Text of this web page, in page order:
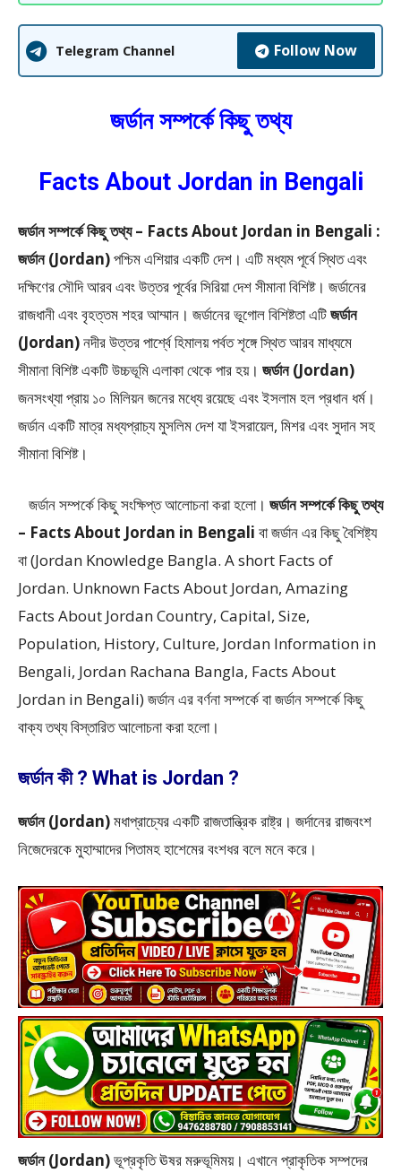
Telegram Channel Follow Now
জর্ডান সম্পর্কে কিছু তথ্য
Facts About Jordan in Bengali
জর্ডান সম্পর্কে কিছু তথ্য – Facts About Jordan in Bengali :
জর্ডান (Jordan)পশ্চিম এশিয়ার একটি দেশ। এটি মধ্যম পূর্বে স্থিত এবং
দক্ষিণের সৌদি আরব এবং উত্তর পূর্বের সিরিয়া দেশ সীমানা বিশিষ্ট। জর্ডানের
রাজধানী এবং বৃহত্তম শহর আম্মান। জর্ডানের ভূগোল বিশিষ্টতা এটিজর্ডান
(Jordan)নদীর উত্তর পার্শ্বে হিমালয় পর্বত শৃঙ্গে স্থিত আরব মাধ্যমে
সীমানা বিশিষ্ট একটি উচ্চভূমি এলাকা থেকে পার হয়। জর্ডান (Jordan)
জনসংখ্যা প্রায় ১০ মিলিয়ন জনের মধ্যে রয়েছে এবং ইসলাম হল প্রধান ধর্ম।
জর্ডান একটি মাত্র মধ্যপ্রাচ্য মুসলিম দেশ যা ইসরায়েল, মিশর এবং সুদান সহ
সীমানা বিশিষ্ট।
জর্ডান সম্পর্কে কিছু সংক্ষিপ্ত আলোচনা করা হলো। জর্ডান সম্পর্কে কিছু তথ্য
– Facts About Jordan in Bengali বা জর্ডান এর কিছু বৈশিষ্ট্য
বা (Jordan Knowledge Bangla. A short Facts of
Jordan. Unknown Facts About Jordan, Amazing
Facts About Jordan Country, Capital, Size,
Population, History, Culture, Jordan Information in
Bengali, Jordan Rachana Bangla, Facts About
Jordan in Bengali) জর্ডান এর বর্ণনা সম্পর্কে বা জর্ডান সম্পর্কে কিছু
বাক্য তথ্য বিস্তারিত আলোচনা করা হলো।
জর্ডান কী ? What is Jordan ?
জর্ডান (Jordan)মধাপ্রাচ্যের একটি রাজতান্ত্রিক রাষ্ট্র। জর্দানের রাজবংশ
নিজেদেরকে মুহাম্মাদের পিতামহ হাশেমের বংশধর বলে মনে করে।
জর্ডান (Jordan)ভূপ্রকৃতি ঊষর মরুভূমিময়। এখানে প্রাকৃতিক সম্পদের